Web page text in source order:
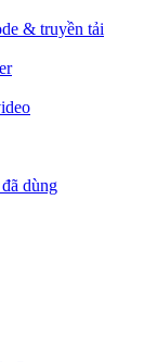
& truyền tải
dùng